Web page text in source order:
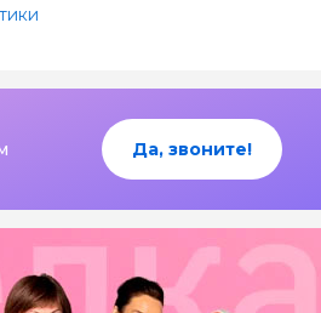
Да, звоните!